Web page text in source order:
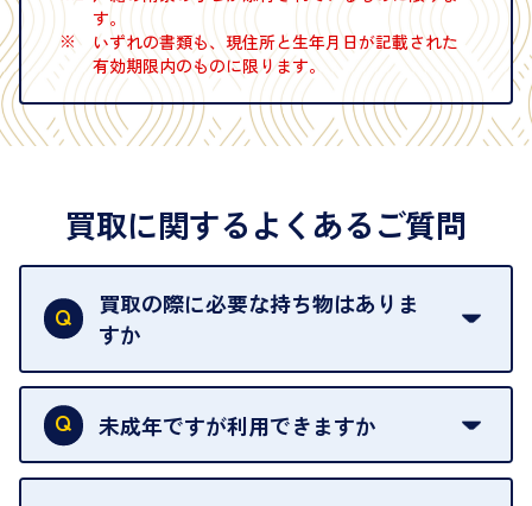
す。
※
いずれの書類も、現住所と生年月日が記載された
有効期限内のものに限ります。
買取に関するよくあるご質問
買取の際に必要な持ち物はありま
すか
本人確認書類をご用意ください。ご利用になれる書
類はこちらをご確認ください。
未成年ですが利用できますか
18歳未満の方は、保護者の同意があってもご利用い